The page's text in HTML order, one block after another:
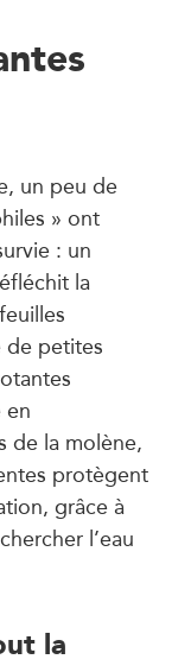
un peu de
» ont
: un
la
de petites
en
de la molène,
protègent
grâce à
l’eau
la